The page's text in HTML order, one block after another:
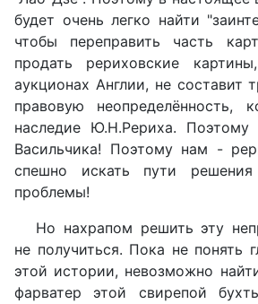
будет очень легко найти
чтобы переправить часть
продать рериховские
аукционах Англии, не составит
правовую неопределённость,
наследие Ю.Н.Рериха. Поэтому
Васильчика! Поэтому нам -
спешно искать пути
проблемы!
Но нахрапом решить эту
не получиться. Пока не понять
этой истории, невозможно
фарватер этой свирепой